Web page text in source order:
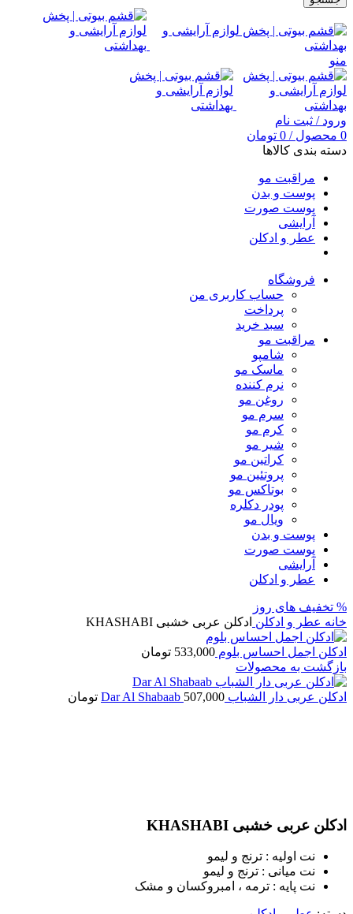
منو
ورود / ثبت نام
0 محصول /
0 تومان
دسته بندی کالاها
مراقبت مو
پوست و بدن
پوست صورت
آرایشی
عطر و ادکلن
فروشگاه
حساب کاربری من
پرداخت
سبد خرید
مراقبت مو
شامپو
ماسک مو
نرم کننده
روغن مو
سرم مو
کرم مو
شیر مو
کراتین مو
پروتئین مو
بوتاکس مو
پودر دکلره
ویال مو
پوست و بدن
پوست صورت
آرایشی
عطر و ادکلن
% تخفیف های روز
خانه عطر و ادکلن ادکلن عربی خشبی KHASHABI
ادکلن اجمل احساس بلوم 533,000 تومان
بازگشت به محصولات
ادکلن عربی دار الشباب Dar Al Shabaab 507,000
تومان
ادکلن عربی خشبی KHASHABI
نت اولیه : ترنج و لیمو
نت میانی : ترنج و لیمو
نت پایه : ترمه ، امبروکسان و مشک